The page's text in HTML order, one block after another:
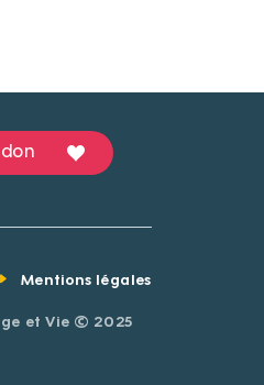
don
Mentions légales
et Vie © 2025